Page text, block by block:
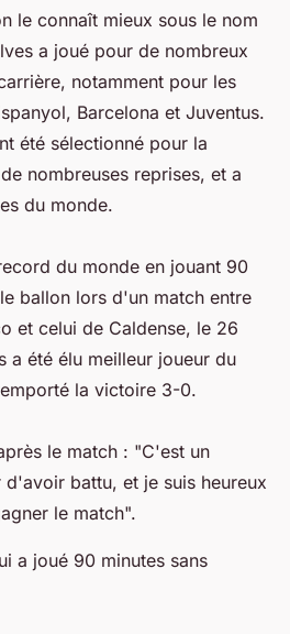
le connaît mieux sous le nom
a joué pour de nombreux
notamment pour les
Barcelona et Juventus.
été sélectionné pour la
nombreuses reprises, et a
du monde.
du monde en jouant 90
ballon lors d'un match entre
et celui de Caldense, le 26
a été élu meilleur joueur du
la victoire 3-0.
le match : "C'est un
battu, et je suis heureux
le match".